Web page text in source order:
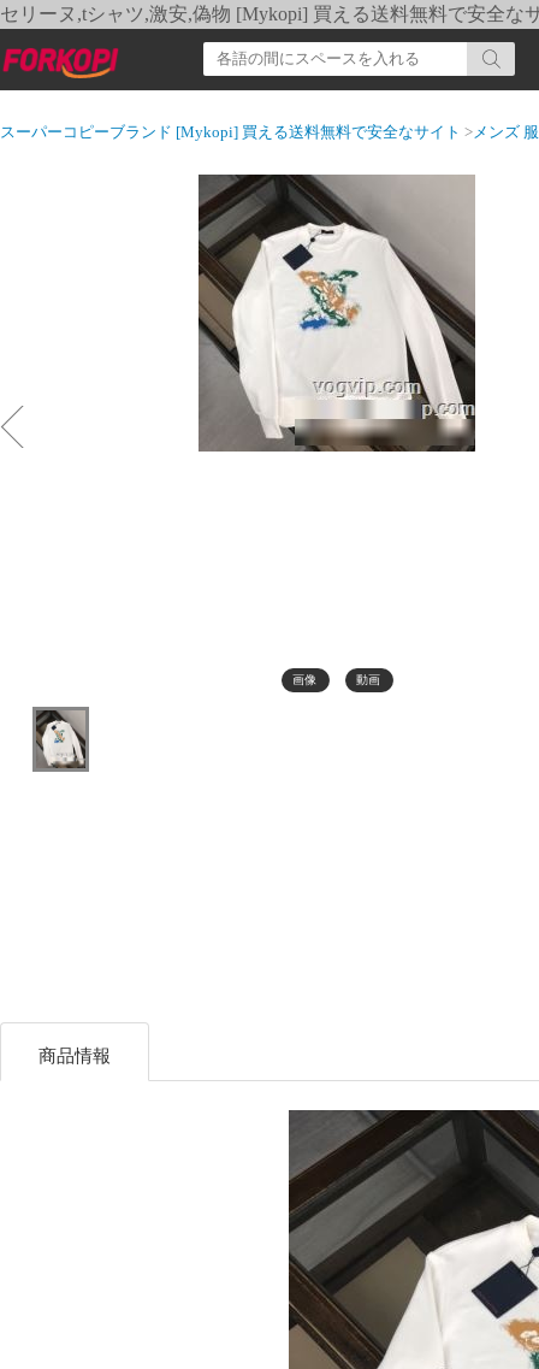
セリーヌ,tシャツ,激安,偽物 [Mykopi] 買える送料無料で安全な
スーパーコピーブランド [Mykopi] 買える送料無料で安全なサイト >メンズ 服
画像 動画
商品情報